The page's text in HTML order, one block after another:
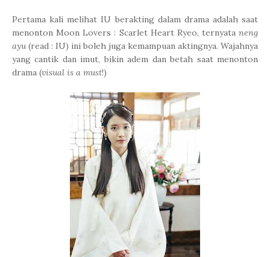
Pertama kali melihat IU berakting dalam drama adalah saat
menonton Moon Lovers : Scarlet Heart Ryeo, ternyata neng
ayu (read : IU) ini boleh juga kemampuan aktingnya. Wajahnya
yang cantik dan imut, bikin adem dan betah saat menonton
drama (visual is a must!)